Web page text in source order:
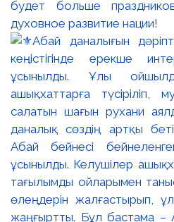
будет больше
духовное развитие нации!